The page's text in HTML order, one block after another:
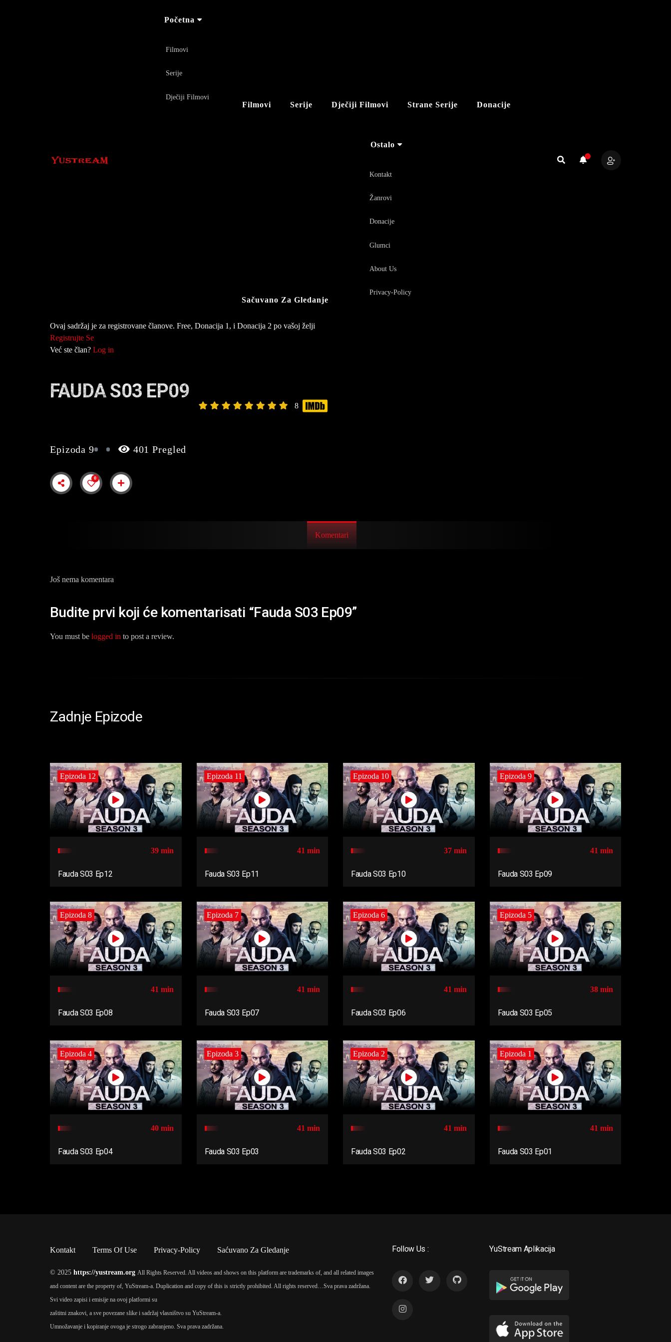
Početna
Filmovi
Serije
Dječiji Filmovi
Filmovi Serije Dječiji Filmovi Strane Serije Donacije
Sačuvano Za Gledanje
Ostalo
Kontakt
Žanrovi
Donacije
Glumci
About Us
Privacy-Policy
Ovaj sadržaj je za registrovane članove. Free, Donacija 1, i Donacija 2 po vašoj želji
Registrujte Se
Već ste član? Log in
FAUDA S03 EP09
8
Epizoda 9 401 Pregled
0
Komentari
Još nema komentara
Budite prvi koji će komentarisati “Fauda S03 Ep09”
You must be logged in to post a review.
Zadnje Epizode
Epizoda 12
39 min
Fauda S03 Ep12
Epizoda 11
41 min
Fauda S03 Ep11
Epizoda 10
37 min
Fauda S03 Ep10
Epizoda 9
41 min
Fauda S03 Ep09
Epizoda 8
41 min
Fauda S03 Ep08
Epizoda 7
41 min
Fauda S03 Ep07
Epizoda 6
41 min
Fauda S03 Ep06
Epizoda 5
38 min
Fauda S03 Ep05
Epizoda 4
40 min
Fauda S03 Ep04
Epizoda 3
41 min
Fauda S03 Ep03
Epizoda 2
41 min
Fauda S03 Ep02
Epizoda 1
41 min
Fauda S03 Ep01
Kontakt Terms Of Use Privacy-Policy Saćuvano Za Gledanje
© 2025 https://yustream.org All Rights Reserved. All videos and shows on this platform are trademarks of, and all related images
and content are the property of, YuStream-a. Duplication and copy of this is strictly prohibited. All rights reserved…Sva prava zadržana.
Svi video zapisi i emisije na ovoj platformi su
zaštitni znakovi, a sve povezane slike i sadržaj vlasništvo su YuStream-a.
Umnožavanje i kopiranje ovoga je strogo zabranjeno. Sva prava zadržana.
Follow Us : YuStream Aplikacija